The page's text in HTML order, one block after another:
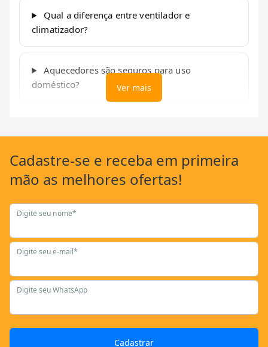
Qual a diferença entre ventilador e
climatizador?
Aquecedores são seguros para uso
doméstico?
Ver mais
Cadastre-se e receba em primeira
mão as melhores ofertas!
Digite seu nome*
Digite seu e-mail*
Digite seu WhatsApp
Cadastrar